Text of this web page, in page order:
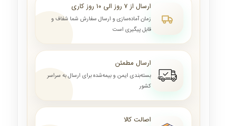
ارسال از ۷ روز الی ۱۰ روز کاری
زمان آماده‌سازی و ارسال سفارش شما شفاف و
قابل پیگیری است
ارسال مطمئن
بسته‌بندی ایمن و بیمه‌شده برای ارسال به سراسر
کشور
اصالت کالا